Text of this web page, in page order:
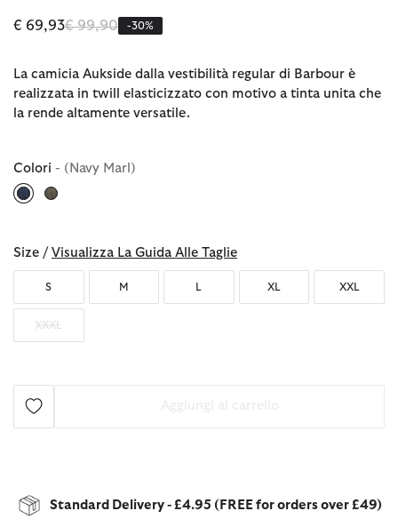
€ 69,93Prezzo ridotto da
€ 99,90a -30%
La camicia Aukside dalla vestibilità regular di Barbour è
realizzata in twill elasticizzato con motivo a tinta unita che
la rende altamente versatile.
Colori - (Navy Marl)
Size / Visualizza La Guida Alle Taglie
S M L XL XXL
XXXL
Standard Delivery - £4.95 (FREE for orders over £49)